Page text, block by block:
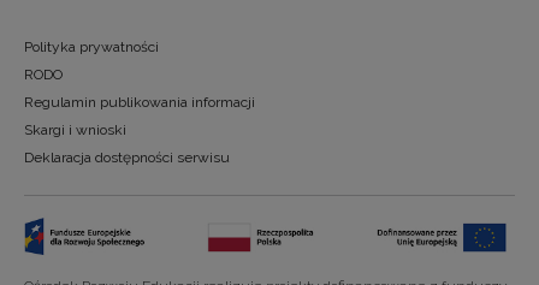
Polityka prywatności
RODO
Regulamin publikowania informacji
Skargi i wnioski
Deklaracja dostępności serwisu